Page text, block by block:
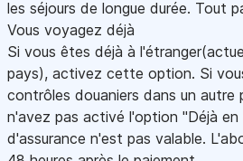
les séjours de longue durée. Tout
Vous voyagez déjà
Si vous êtes déjà à
pays), activez cette option. Si
contrôles douaniers dans un autre
n'avez pas activé l'option "Déjà en
d'assurance n'est pas valable.